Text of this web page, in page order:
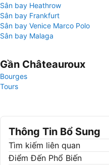
Sân bay Heathrow
Sân bay Frankfurt
Sân bay Venice Marco Polo
Sân bay Malaga
Gần Châteauroux
Bourges
Tours
Thông Tin Bổ Sung
Tìm kiếm liên quan
Điểm Đến Phổ Biến